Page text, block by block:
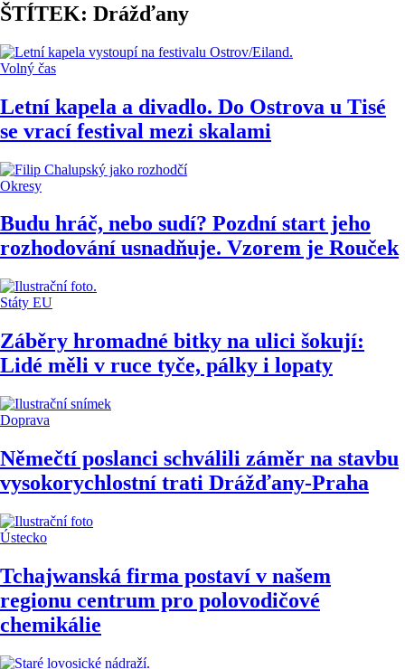
ŠTÍTEK: Drážďany
Volný čas
Letní kapela a divadlo. Do Ostrova u Tisé
se vrací festival mezi skalami
Okresy
Budu hráč, nebo sudí? Pozdní start jeho
rozhodování usnadňuje. Vzorem je Rouček
Státy EU
Záběry hromadné bitky na ulici šokují:
Lidé měli v ruce tyče, pálky i lopaty
Doprava
Němečtí poslanci schválili záměr na stavbu
vysokorychlostní trati Drážďany-Praha
Ústecko
Tchajwanská firma postaví v našem
regionu centrum pro polovodičové
chemikálie